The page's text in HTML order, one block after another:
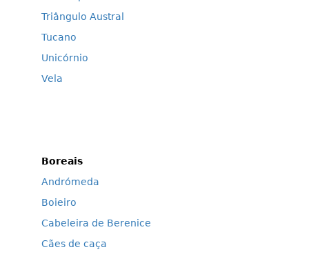
Triângulo Austral
Tucano
Unicórnio
Vela
Boreais
Andrómeda
Boieiro
Cabeleira de Berenice
Cães de caça